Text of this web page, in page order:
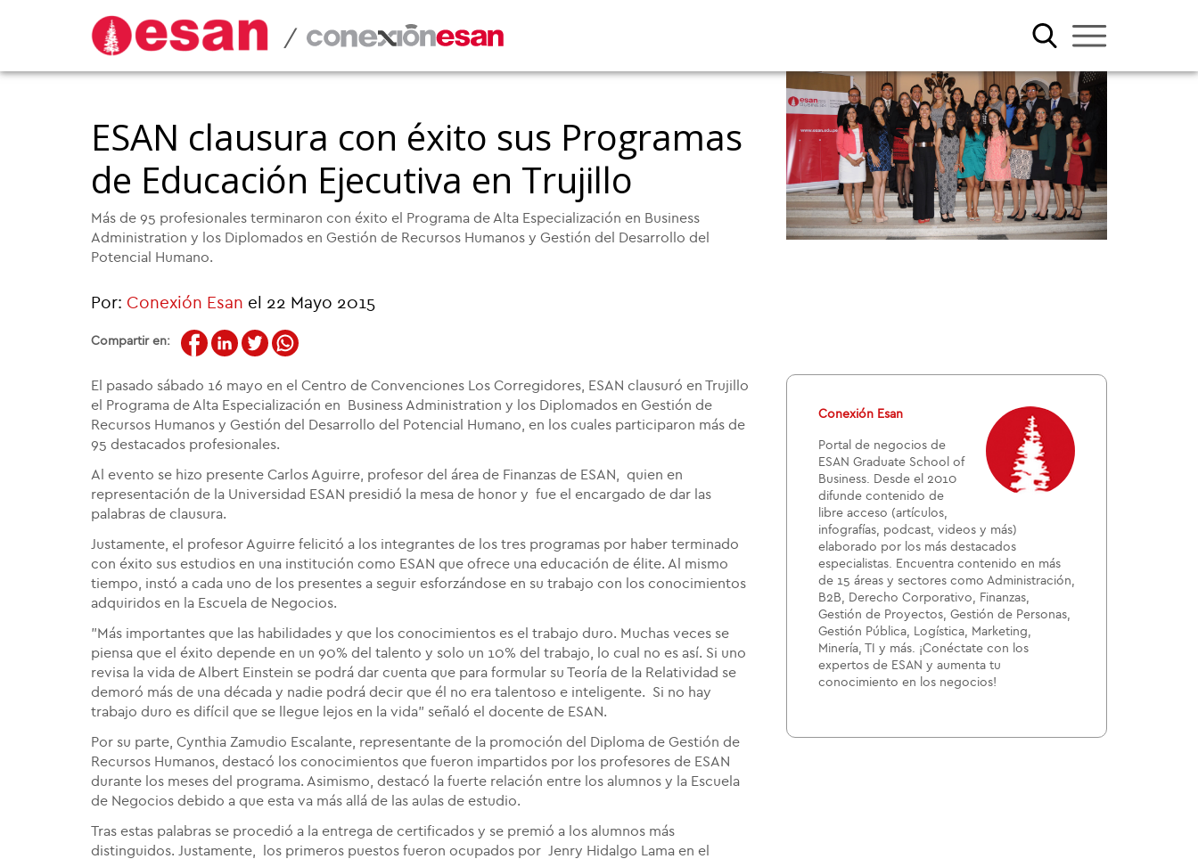
/
ESAN clausura con éxito sus Programas
de Educación Ejecutiva en Trujillo
Más de 95 profesionales terminaron con éxito el Programa de Alta Especialización en Business
Administration y los Diplomados en Gestión de Recursos Humanos y Gestión del Desarrollo del
Potencial Humano.
Por: Conexión Esan el 22 Mayo 2015
Compartir en:
El pasado sábado 16 mayo en el Centro de Convenciones Los Corregidores, ESAN clausuró en Trujillo
el Programa de Alta Especialización en Business Administration y los Diplomados en Gestión de
Recursos Humanos y Gestión del Desarrollo del Potencial Humano, en los cuales participaron más de
95 destacados profesionales.
Al evento se hizo presente Carlos Aguirre, profesor del área de Finanzas de ESAN, quien en
representación de la Universidad ESAN presidió la mesa de honor y fue el encargado de dar las
palabras de clausura.
Justamente, el profesor Aguirre felicitó a los integrantes de los tres programas por haber terminado
con éxito sus estudios en una institución como ESAN que ofrece una educación de élite. Al mismo
tiempo, instó a cada uno de los presentes a seguir esforzándose en su trabajo con los conocimientos
adquiridos en la Escuela de Negocios.
"Más importantes que las habilidades y que los conocimientos es el trabajo duro. Muchas veces se
piensa que el éxito depende en un 90% del talento y solo un 10% del trabajo, lo cual no es así. Si uno
revisa la vida de Albert Einstein se podrá dar cuenta que para formular su Teoría de la Relatividad se
demoró más de una década y nadie podrá decir que él no era talentoso e inteligente. Si no hay
trabajo duro es difícil que se llegue lejos en la vida" señaló el docente de ESAN.
Por su parte, Cynthia Zamudio Escalante, representante de la promoción del Diploma de Gestión de
Recursos Humanos, destacó los conocimientos que fueron impartidos por los profesores de ESAN
durante los meses del programa. Asimismo, destacó la fuerte relación entre los alumnos y la Escuela
de Negocios debido a que esta va más allá de las aulas de estudio.
Tras estas palabras se procedió a la entrega de certificados y se premió a los alumnos más
distinguidos. Justamente, los primeros puestos fueron ocupados por Jenry Hidalgo Lama en el
Conexión Esan
Portal de negocios de
ESAN Graduate School of
Business. Desde el 2010
difunde contenido de
libre acceso (artículos,
infografías, podcast, videos y más)
elaborado por los más destacados
especialistas. Encuentra contenido en más
de 15 áreas y sectores como Administración,
B2B, Derecho Corporativo, Finanzas,
Gestión de Proyectos, Gestión de Personas,
Gestión Pública, Logística, Marketing,
Minería, TI y más. ¡Conéctate con los
expertos de ESAN y aumenta tu
conocimiento en los negocios!